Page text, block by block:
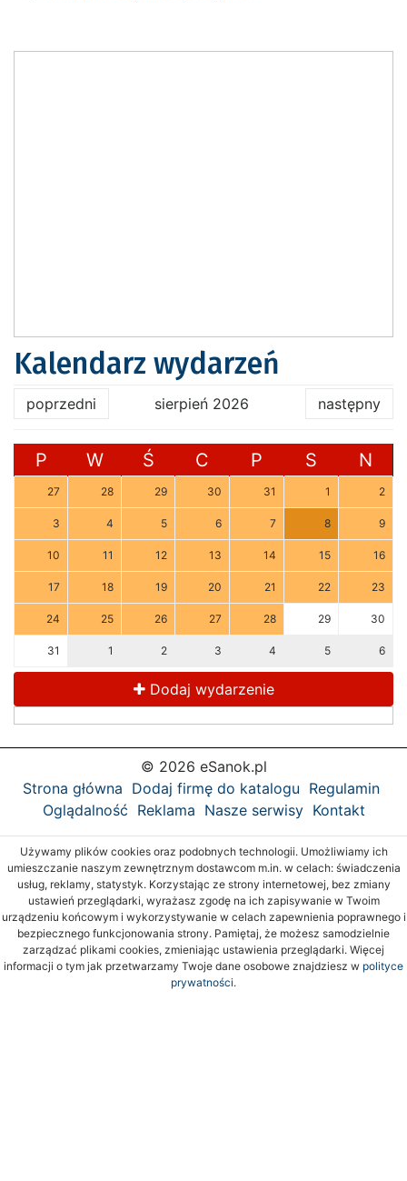
Kalendarz wydarzeń
poprzedni sierpień 2026 następny
P W Ś C P S N
27 28 29 30 31 1 2
3 4 5 6 7 8 9
10 11 12 13 14 15 16
17 18 19 20 21 22 23
24 25 26 27 28 29 30
31 1 2 3 4 5 6
Dodaj wydarzenie
© 2026 eSanok.pl
Strona główna Dodaj firmę do katalogu Regulamin
Oglądalność Reklama Nasze serwisy Kontakt
Używamy plików cookies oraz podobnych technologii. Umożliwiamy ich
umieszczanie naszym zewnętrznym dostawcom m.in. w celach: świadczenia
usług, reklamy, statystyk. Korzystając ze strony internetowej, bez zmiany
ustawień przeglądarki, wyrażasz zgodę na ich zapisywanie w Twoim
urządzeniu końcowym i wykorzystywanie w celach zapewnienia poprawnego i
bezpiecznego funkcjonowania strony. Pamiętaj, że możesz samodzielnie
zarządzać plikami cookies, zmieniając ustawienia przeglądarki. Więcej
informacji o tym jak przetwarzamy Twoje dane osobowe znajdziesz w polityce
prywatności.